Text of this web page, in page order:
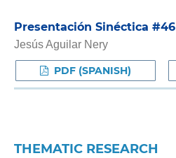
Presentación Sinéctica #46
Jesús Aguilar Nery
PDF (SPANISH)
THEMATIC RESEARCH